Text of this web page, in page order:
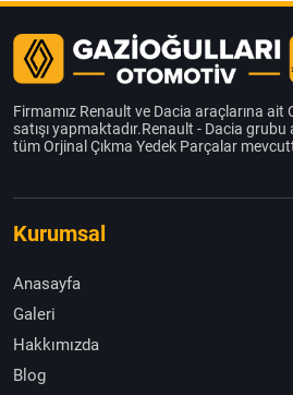
Firmamız Renault ve Dacia araçlarına ait
satışı yapmaktadır.Renault - Dacia
tüm Orjinal Çıkma Yedek Parçalar
Kurumsal
Anasayfa
Galeri
Hakkımızda
Blog